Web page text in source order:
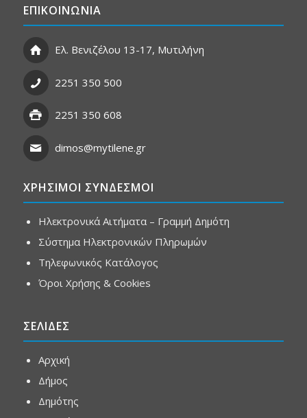
ΕΠΙΚΟΙΝΩΝΙΑ
Ελ. Βενιζέλου 13-17, Μυτιλήνη
2251 350 500
2251 350 608
dimos@mytilene.gr
ΧΡΗΣΙΜΟΙ ΣΥΝΔΕΣΜΟΙ
Ηλεκτρονικά Αιτήματα – Γραμμή Δημότη
Σύστημα Ηλεκτρονικών Πληρωμών
Τηλεφωνικός Κατάλογος
Όροι Χρήσης & Cookies
ΣΕΛΙΔΕΣ
Αρχική
Δήμος
Δημότης